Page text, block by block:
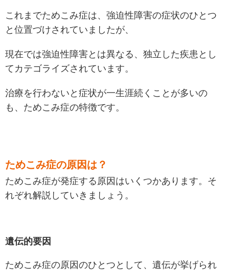
これまでためこみ症は、強迫性障害の症状のひとつ
と位置づけされていましたが、
現在では強迫性障害とは異なる、独立した疾患とし
てカテゴライズされています。
治療を行わないと症状が一生涯続くことが多いの
も、ためこみ症の特徴です。
ためこみ症の原因は？
ためこみ症が発症する原因はいくつかあります。そ
れぞれ解説していきましょう。
遺伝的要因
ためこみ症の原因のひとつとして、遺伝が挙げられ